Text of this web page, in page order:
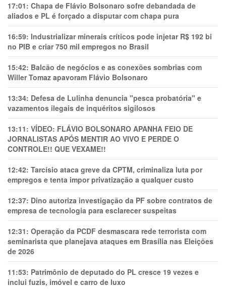
17:01: Chapa de Flávio Bolsonaro sofre debandada de
aliados e PL é forçado a disputar com chapa pura
16:59: Industrializar minerais críticos pode injetar R$ 192 bi
no PIB e criar 750 mil empregos no Brasil
15:42: Balcão de negócios e as conexões sombrias com
Willer Tomaz apavoram Flávio Bolsonaro
13:34: Defesa de Lulinha denuncia "pesca probatória" e
vazamentos ilegais de inquéritos sigilosos
13:11: VÍDEO: FLÁVIO BOLSONARO APANHA FEIO DE
JORNALISTAS APÓS MENTIR AO VIVO E PERDE O
CONTROLE!! QUE VEXAME!!
12:42: Tarcísio ataca greve da CPTM, criminaliza luta por
empregos e tenta impor privatização a qualquer custo
12:37: Dino autoriza investigação da PF sobre contratos de
empresa de tecnologia para esclarecer suspeitas
12:31: Operação da PCDF desmascara rede terrorista com
seminarista que planejava ataques em Brasília nas Eleições
de 2026
11:53: Patrimônio de deputado do PL cresce 19 vezes e
inclui fuzis, imóvel e carro de luxo